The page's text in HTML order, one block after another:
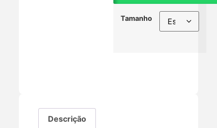
Tamanho
Descrição